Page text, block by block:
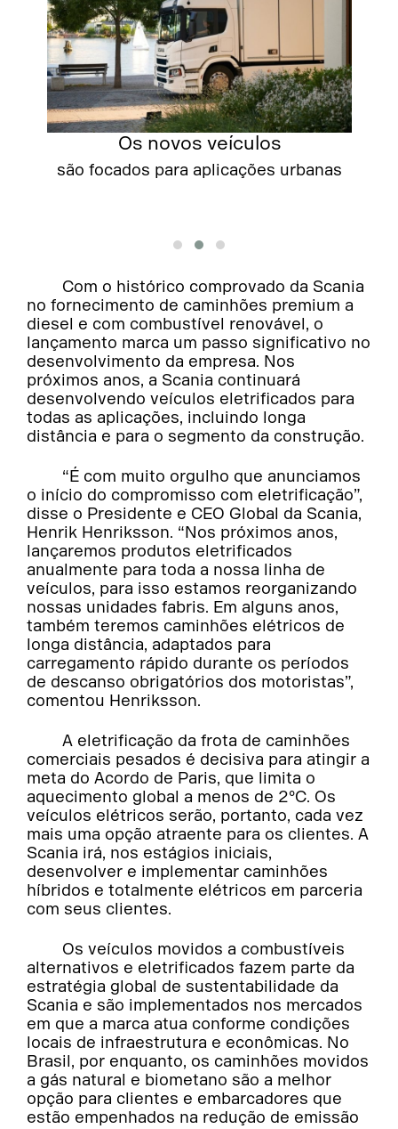
Os novos veículos
são focados para aplicações urbanas
Com o histórico comprovado da Scania
no fornecimento de caminhões premium a
diesel e com combustível renovável, o
lançamento marca um passo significativo no
desenvolvimento da empresa. Nos
próximos anos, a Scania continuará
desenvolvendo veículos eletrificados para
todas as aplicações, incluindo longa
distância e para o segmento da construção.
“É com muito orgulho que anunciamos
o início do compromisso com eletrificação”,
disse o Presidente e CEO Global da Scania,
Henrik Henriksson. “Nos próximos anos,
lançaremos produtos eletrificados
anualmente para toda a nossa linha de
veículos, para isso estamos reorganizando
nossas unidades fabris. Em alguns anos,
também teremos caminhões elétricos de
longa distância, adaptados para
carregamento rápido durante os períodos
de descanso obrigatórios dos motoristas”,
comentou Henriksson.
A eletrificação da frota de caminhões
comerciais pesados é decisiva para atingir a
meta do Acordo de Paris, que limita o
aquecimento global a menos de 2°C. Os
veículos elétricos serão, portanto, cada vez
mais uma opção atraente para os clientes. A
Scania irá, nos estágios iniciais,
desenvolver e implementar caminhões
híbridos e totalmente elétricos em parceria
com seus clientes.
Os veículos movidos a combustíveis
alternativos e eletrificados fazem parte da
estratégia global de sustentabilidade da
Scania e são implementados nos mercados
em que a marca atua conforme condições
locais de infraestrutura e econômicas. No
Brasil, por enquanto, os caminhões movidos
a gás natural e biometano são a melhor
opção para clientes e embarcadores que
estão empenhados na redução de emissão